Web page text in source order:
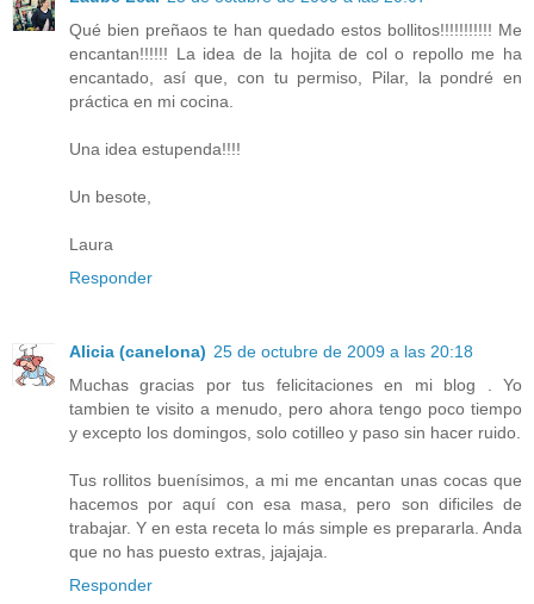
Qué bien preñaos te han quedado estos bollitos!!!!!!!!!!! Me
encantan!!!!!! La idea de la hojita de col o repollo me ha
encantado, así que, con tu permiso, Pilar, la pondré en
práctica en mi cocina.
Una idea estupenda!!!!
Un besote,
Laura
Responder
Alicia (canelona) 25 de octubre de 2009 a las 20:18
Muchas gracias por tus felicitaciones en mi blog . Yo
tambien te visito a menudo, pero ahora tengo poco tiempo
y excepto los domingos, solo cotilleo y paso sin hacer ruido.
Tus rollitos buenísimos, a mi me encantan unas cocas que
hacemos por aquí con esa masa, pero son dificiles de
trabajar. Y en esta receta lo más simple es prepararla. Anda
que no has puesto extras, jajajaja.
Responder